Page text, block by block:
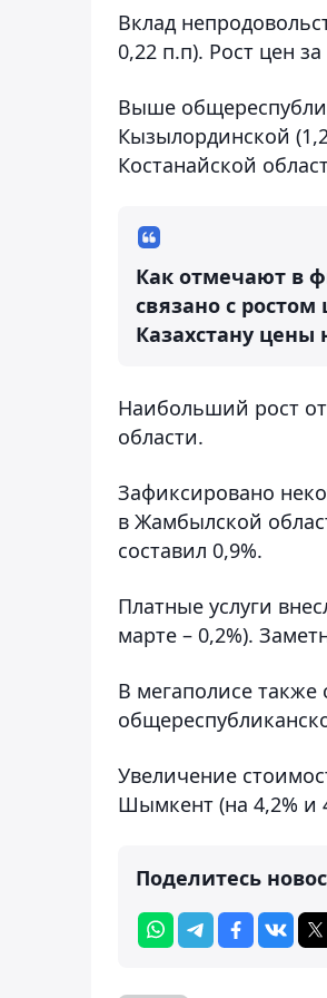
Вклад
0,22 п.п). Рост цен
Выше
Кызылординской
Костанайской
Как отмечают в
связано с
Казахстану цены
Наибольший рост
области.
Зафиксировано
в Жамбылской
составил 0,9%.
Платные услуги
марте – 0,2%).
В мегаполисе также
Увеличение
Шымкент (на 4,2% и
Поделитесь